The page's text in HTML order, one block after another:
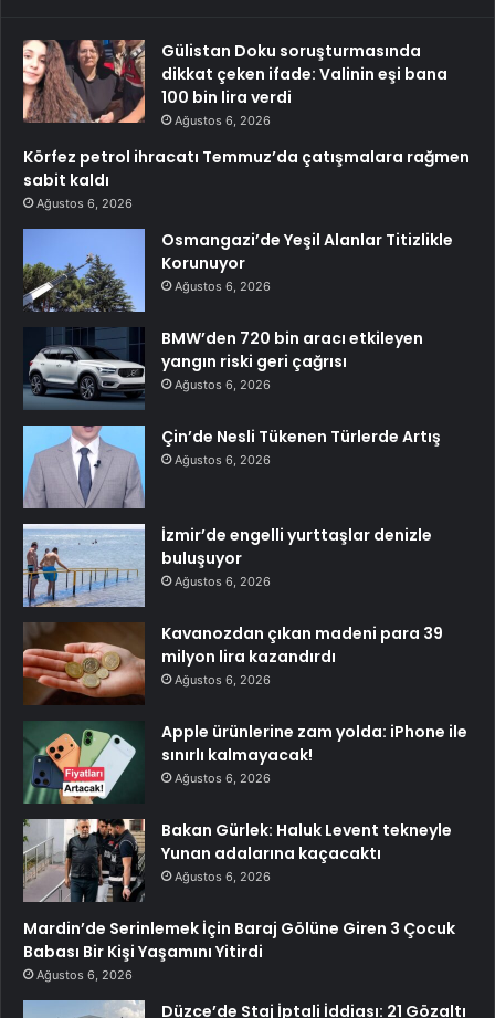
Gülistan Doku soruşturmasında
dikkat çeken ifade: Valinin eşi bana
100 bin lira verdi
Ağustos 6, 2026
Körfez petrol ihracatı Temmuz’da çatışmalara rağmen
sabit kaldı
Ağustos 6, 2026
Osmangazi’de Yeşil Alanlar Titizlikle
Korunuyor
Ağustos 6, 2026
BMW’den 720 bin aracı etkileyen
yangın riski geri çağrısı
Ağustos 6, 2026
Çin’de Nesli Tükenen Türlerde Artış
Ağustos 6, 2026
İzmir’de engelli yurttaşlar denizle
buluşuyor
Ağustos 6, 2026
Kavanozdan çıkan madeni para 39
milyon lira kazandırdı
Ağustos 6, 2026
Apple ürünlerine zam yolda: iPhone ile
sınırlı kalmayacak!
Ağustos 6, 2026
Bakan Gürlek: Haluk Levent tekneyle
Yunan adalarına kaçacaktı
Ağustos 6, 2026
Mardin’de Serinlemek İçin Baraj Gölüne Giren 3 Çocuk
Babası Bir Kişi Yaşamını Yitirdi
Ağustos 6, 2026
Düzce’de Staj İptali İddiası: 21 Gözaltı